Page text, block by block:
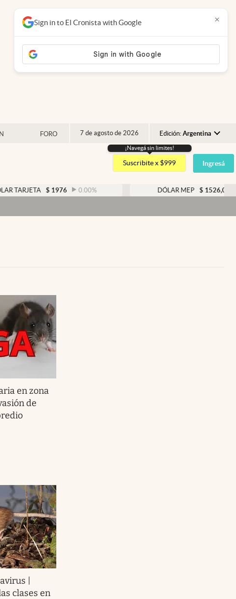
FORO 7 de agosto de 2026 Edición: Argentina
Argentina
España
USA
¡Navegá sin limites!
Suscribite x $999 Ingresá
$ 1976 0.00% $ 1526,03 0.43%
Sign in to El Cronista with Google ×
en zona
de
|
clases en